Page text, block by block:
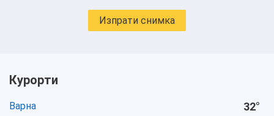
Изпрати снимка
Курорти
Варна 32°